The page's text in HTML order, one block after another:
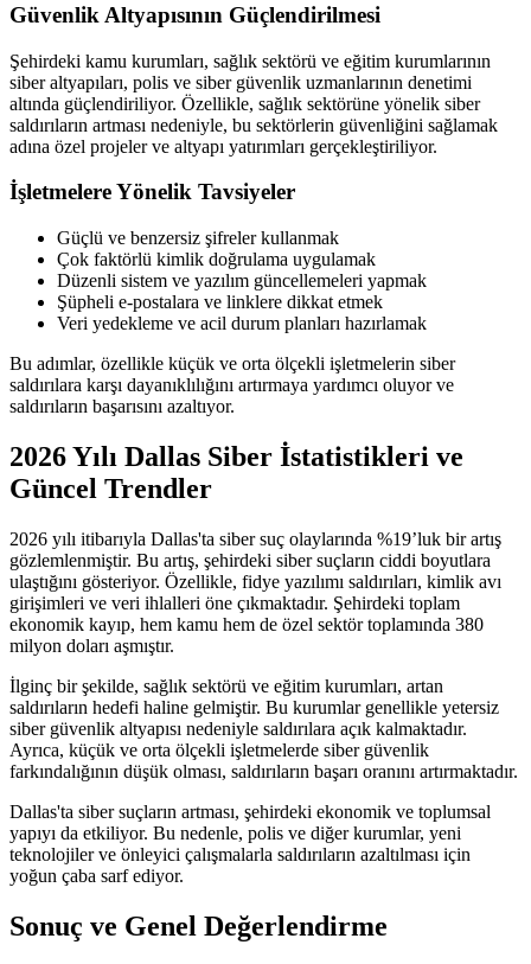
Güvenlik Altyapısının Güçlendirilmesi
Şehirdeki kamu kurumları, sağlık sektörü ve eğitim kurumlarının
siber altyapıları, polis ve siber güvenlik uzmanlarının denetimi
altında güçlendiriliyor. Özellikle, sağlık sektörüne yönelik siber
saldırıların artması nedeniyle, bu sektörlerin güvenliğini sağlamak
adına özel projeler ve altyapı yatırımları gerçekleştiriliyor.
İşletmelere Yönelik Tavsiyeler
Güçlü ve benzersiz şifreler kullanmak
Çok faktörlü kimlik doğrulama uygulamak
Düzenli sistem ve yazılım güncellemeleri yapmak
Şüpheli e-postalara ve linklere dikkat etmek
Veri yedekleme ve acil durum planları hazırlamak
Bu adımlar, özellikle küçük ve orta ölçekli işletmelerin siber
saldırılara karşı dayanıklılığını artırmaya yardımcı oluyor ve
saldırıların başarısını azaltıyor.
2026 Yılı Dallas Siber İstatistikleri ve
Güncel Trendler
2026 yılı itibarıyla Dallas'ta siber suç olaylarında %19’luk bir artış
gözlemlenmiştir. Bu artış, şehirdeki siber suçların ciddi boyutlara
ulaştığını gösteriyor. Özellikle, fidye yazılımı saldırıları, kimlik avı
girişimleri ve veri ihlalleri öne çıkmaktadır. Şehirdeki toplam
ekonomik kayıp, hem kamu hem de özel sektör toplamında 380
milyon doları aşmıştır.
İlginç bir şekilde, sağlık sektörü ve eğitim kurumları, artan
saldırıların hedefi haline gelmiştir. Bu kurumlar genellikle yetersiz
siber güvenlik altyapısı nedeniyle saldırılara açık kalmaktadır.
Ayrıca, küçük ve orta ölçekli işletmelerde siber güvenlik
farkındalığının düşük olması, saldırıların başarı oranını artırmaktadır.
Dallas'ta siber suçların artması, şehirdeki ekonomik ve toplumsal
yapıyı da etkiliyor. Bu nedenle, polis ve diğer kurumlar, yeni
teknolojiler ve önleyici çalışmalarla saldırıların azaltılması için
yoğun çaba sarf ediyor.
Sonuç ve Genel Değerlendirme